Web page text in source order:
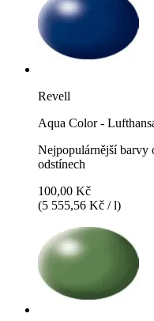
Revell
Aqua Color -
Nejpopulárnější barvy
odstínech
100,00 Kč
(5 555,56 Kč / l)